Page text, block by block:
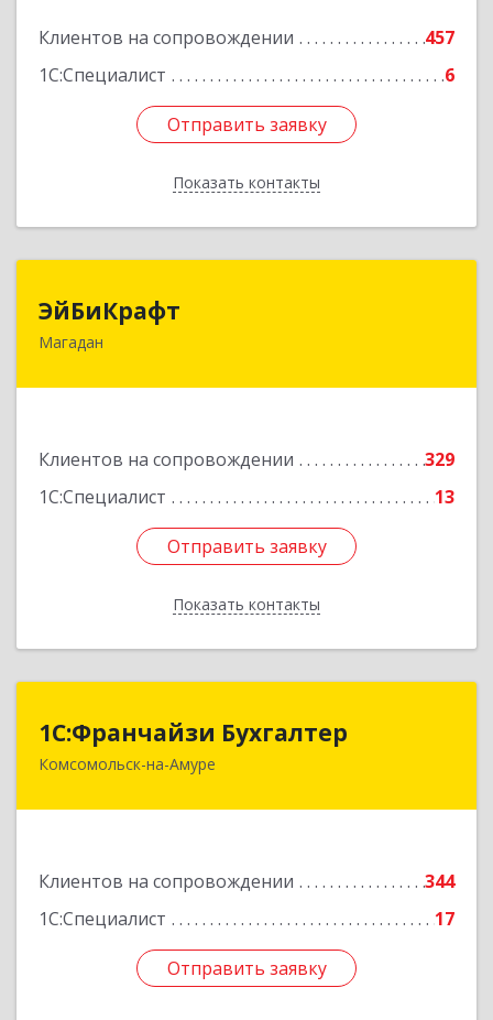
Клиентов на сопровождении
457
1С:Специалист
6
Отправить заявку
Показать контакты
Подробнее
Отправить заявку
Назад
ЭйБиКрафт
Магадан
Клиентов на сопровождении
329
1С:Специалист
13
Отправить заявку
Показать контакты
685000, Магаданская обл, Магадан г, Полярная
Отправить заявку
Назад
1С:Франчайзи Бухгалтер
Комсомольск-на-Амуре
Клиентов на сопровождении
344
1С:Специалист
17
Отправить заявку
1С:Франчайзи Бухгалтер
681000, Хабаровский край, Комсомольск-на-
Подробнее
Отправить заявку